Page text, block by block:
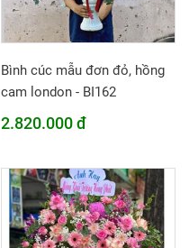
Bình cúc mẫu đơn đỏ, hồng
cam london - BI162
2.820.000 đ